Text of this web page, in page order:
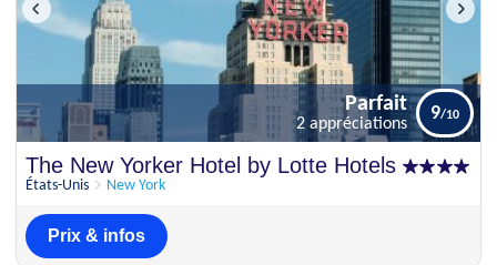
Parfait 9
The New Yorker Hotel by Lotte Hotels
États-Unis New York
Parfait
2 appréciations
9
Prix & infos